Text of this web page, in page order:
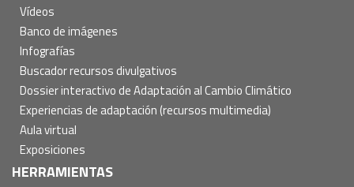
Vídeos
Banco de imágenes
Infografías
Buscador recursos divulgativos
Dossier interactivo de Adaptación al Cambio Climático
Experiencias de adaptación (recursos multimedia)
Aula virtual
Exposiciones
HERRAMIENTAS